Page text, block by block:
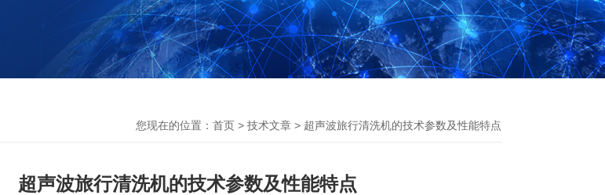
您现在的位置： 首页 > 技术文章 > 超声波旅行清洗机的技术参数及性能特点
超声波旅行清洗机的技术参数及性能特点